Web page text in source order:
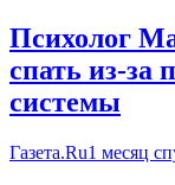
Психолог
спать из-за
системы
Газета.Ru1 месяц